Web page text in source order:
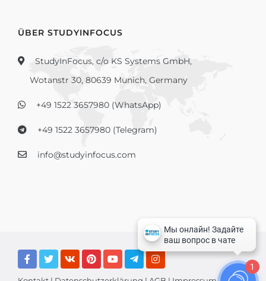
ÜBER STUDYINFOCUS
StudyInFocus, c/o KS Systems GmbH,
Wotanstr 30, 80639 Munich, Germany
+49 1522 3657980 (WhatsApp)
+49 1522 3657980 (Telegram)
info@studyinfocus.com
1